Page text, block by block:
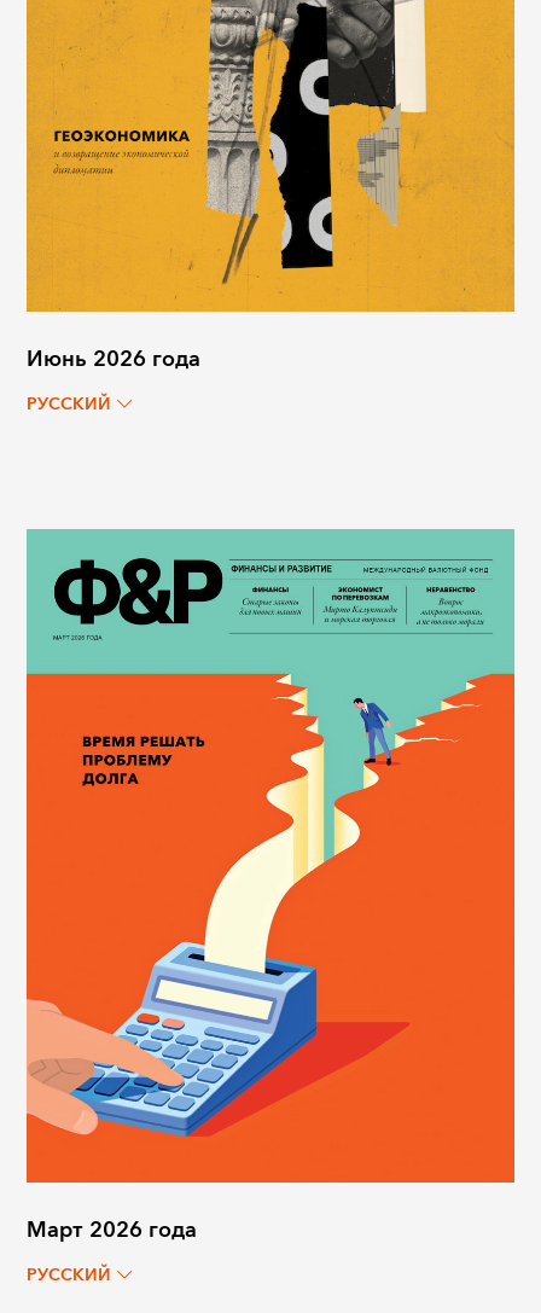
Июнь 2026 года
РУССКИЙ
Март 2026 года
РУССКИЙ